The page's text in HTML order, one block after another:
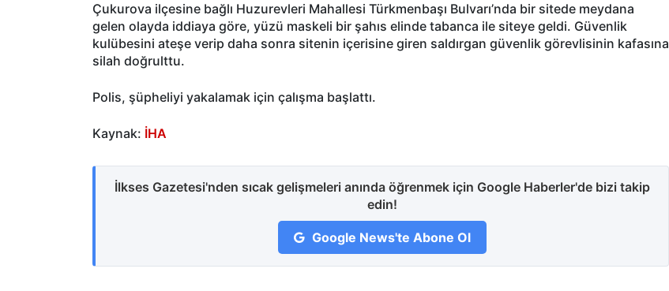
Çukurova ilçesine bağlı Huzurevleri Mahallesi Türkmenbaşı Bulvarı’nda bir sitede meydana
gelen olayda iddiaya göre, yüzü maskeli bir şahıs elinde tabanca ile siteye geldi. Güvenlik
kulübesini ateşe verip daha sonra sitenin içerisine giren saldırgan güvenlik görevlisinin kafasına
silah doğrulttu.
Polis, şüpheliyi yakalamak için çalışma başlattı.
Kaynak: İHA
İlkses Gazetesi'nden sıcak gelişmeleri anında öğrenmek için Google Haberler'de bizi takip
edin!
Google News'te Abone Ol